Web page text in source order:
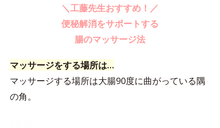
＼工藤先生おすすめ！／
便秘解消をサポートする
腸のマッサージ法
マッサージをする場所は…
マッサージする場所は大腸90度に曲がっている隅
の角。